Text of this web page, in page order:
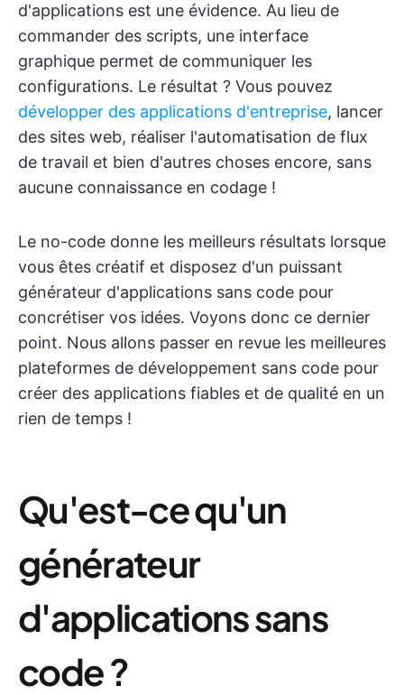
d'applications est une évidence. Au lieu de
commander des scripts, une interface
graphique permet de communiquer les
configurations. Le résultat ? Vous pouvez
développer des applications d'entreprise, lancer
des sites web, réaliser l'automatisation de flux
de travail et bien d'autres choses encore, sans
aucune connaissance en codage !
Le no-code donne les meilleurs résultats lorsque
vous êtes créatif et disposez d'un puissant
générateur d'applications sans code pour
concrétiser vos idées. Voyons donc ce dernier
point. Nous allons passer en revue les meilleures
plateformes de développement sans code pour
créer des applications fiables et de qualité en un
rien de temps !
Qu'est-ce qu'un
générateur
d'applications sans
code ?